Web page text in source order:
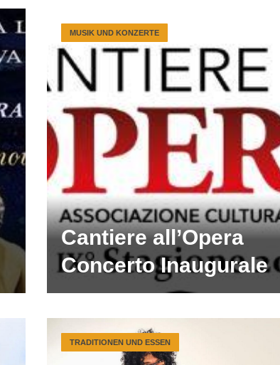
Cantiere all’Opera
Concerto Inaugurale
MUSIK UND KONZERTE
TRADITIONEN UND ESSEN